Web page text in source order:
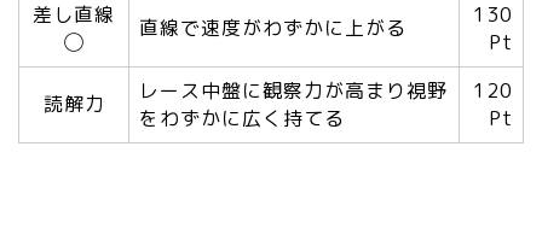
差し直線
◯
直線で速度がわずかに上がる
130
Pt
読解力
レース中盤に観察力が高まり視野
をわずかに広く持てる
120
Pt